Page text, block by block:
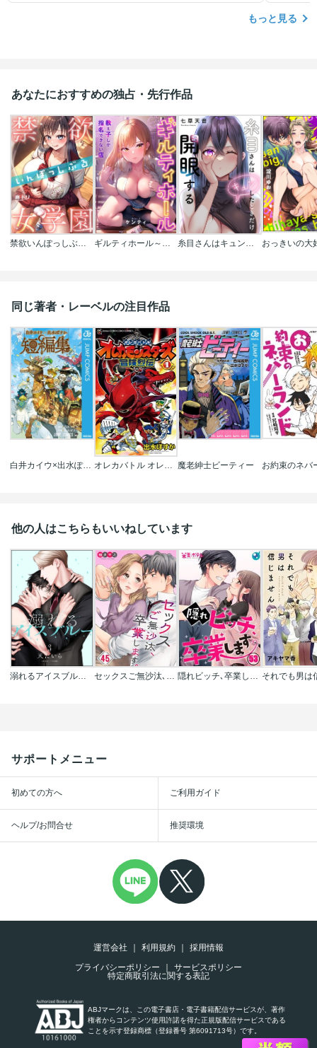
もっと見る
あなたにおすすめの独占・先行作品
禁欲いんぽっしぶる女学園【フルカラー】 ギルティホール～教え子しか指名できない店～【フルカラー】 糸目さんはキュンしたときだけ開眼する【フルカラー】
同じ著者・レーベルの注目作品
白井カイウ×出水ぽすか短編集 オレカバトル オレカモンスターズ冒険烈伝 魔老紳士ビーティー
他の人はこちらもいいねしています
サポートメニュー
初めての方へ ご利用ガイド
ヘルプ/お問合せ 推奨環境
運営会社 利用規約
採用情報
プライバシーポリシー
サービスポリシー
特定商取引法に関する表記
ABJマークは、この電子書店・電子書籍配信サービスが、著作
権者からコンテンツ使用許諾を得た正規版配信サービスである
ことを示す登録商標（登録番号 第6091713号）です。